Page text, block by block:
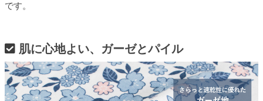
です。
肌に心地よい、ガーゼとパイル